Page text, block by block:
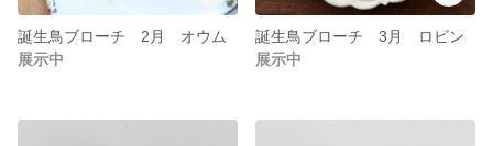
誕生鳥ブローチ 2月 オウム
展示中
誕生鳥ブローチ 3月 ロビン
展示中